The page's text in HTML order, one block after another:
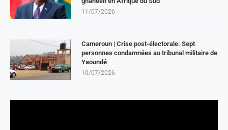
11/07/2026
Cameroun | Crise post-électorale: Sept
personnes condamnées au tribunal militaire de
Yaoundé
10/07/2026